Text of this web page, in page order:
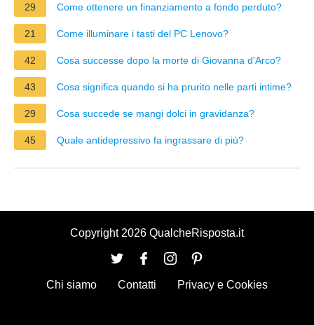
29 Come ottenere un finanziamento a fondo perduto?
21 Come illuminare i tasti del PC Lenovo?
42 Cosa successe dopo la morte di Giovanna d'Arco?
43 Cosa significa quando si ha prurito nelle parti intime?
29 Cosa succede se mangi dolci in gravidanza?
45 Quale antidepressivo fa ingrassare di più?
Copyright 2026 QualcheRisposta.it
Chi siamo Contatti Privacy e Cookies